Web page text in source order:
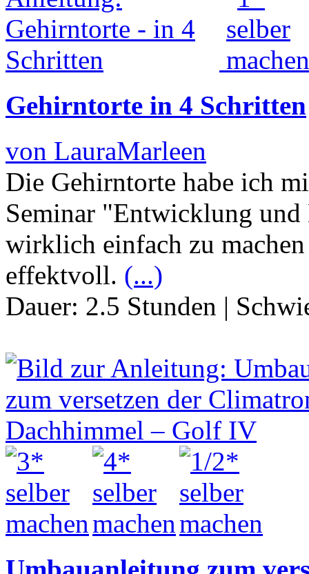
Gehirntorte in 4 Schritten
von LauraMarleen
Die Gehirntorte habe ich
Seminar "Entwicklung und
wirklich einfach zu
effektvoll. (...)
Dauer: 2.5 Stunden |